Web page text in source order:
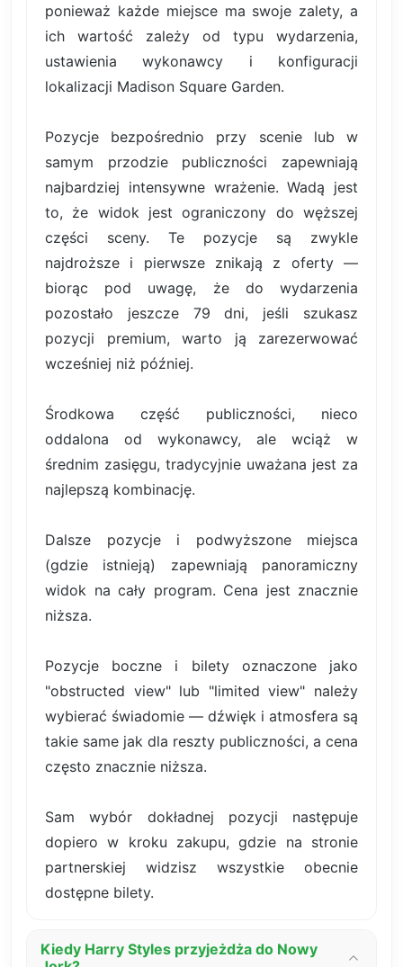
ponieważ każde miejsce ma swoje zalety, a
ich wartość zależy od typu wydarzenia,
ustawienia wykonawcy i konfiguracji
lokalizacji Madison Square Garden.
Pozycje bezpośrednio przy scenie lub w
samym przodzie publiczności zapewniają
najbardziej intensywne wrażenie. Wadą jest
to, że widok jest ograniczony do węższej
części sceny. Te pozycje są zwykle
najdroższe i pierwsze znikają z oferty —
biorąc pod uwagę, że do wydarzenia
pozostało jeszcze 79 dni, jeśli szukasz
pozycji premium, warto ją zarezerwować
wcześniej niż później.
Środkowa część publiczności, nieco
oddalona od wykonawcy, ale wciąż w
średnim zasięgu, tradycyjnie uważana jest za
najlepszą kombinację.
Dalsze pozycje i podwyższone miejsca
(gdzie istnieją) zapewniają panoramiczny
widok na cały program. Cena jest znacznie
niższa.
Pozycje boczne i bilety oznaczone jako
"obstructed view" lub "limited view" należy
wybierać świadomie — dźwięk i atmosfera są
takie same jak dla reszty publiczności, a cena
często znacznie niższa.
Sam wybór dokładnej pozycji następuje
dopiero w kroku zakupu, gdzie na stronie
partnerskiej widzisz wszystkie obecnie
dostępne bilety.
Kiedy Harry Styles przyjeżdża do Nowy